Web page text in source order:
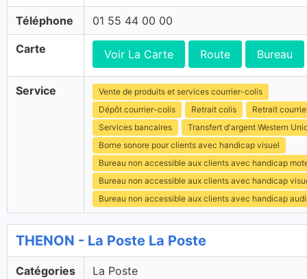
Téléphone 01 55 44 00 00
Carte Voir La Carte Route Bureau
Service
Vente de produits et services courrier-colis
Dépôt courrier-colis
Retrait colis
Retrait
Services bancaires
Transfert d'argent Western
Borne sonore pour clients avec handicap visuel
Bureau non accessible aux clients avec handicap
Bureau non accessible aux clients avec handicap
Bureau non accessible aux clients avec handicap
THENON - La Poste La Poste
Catégories La Poste